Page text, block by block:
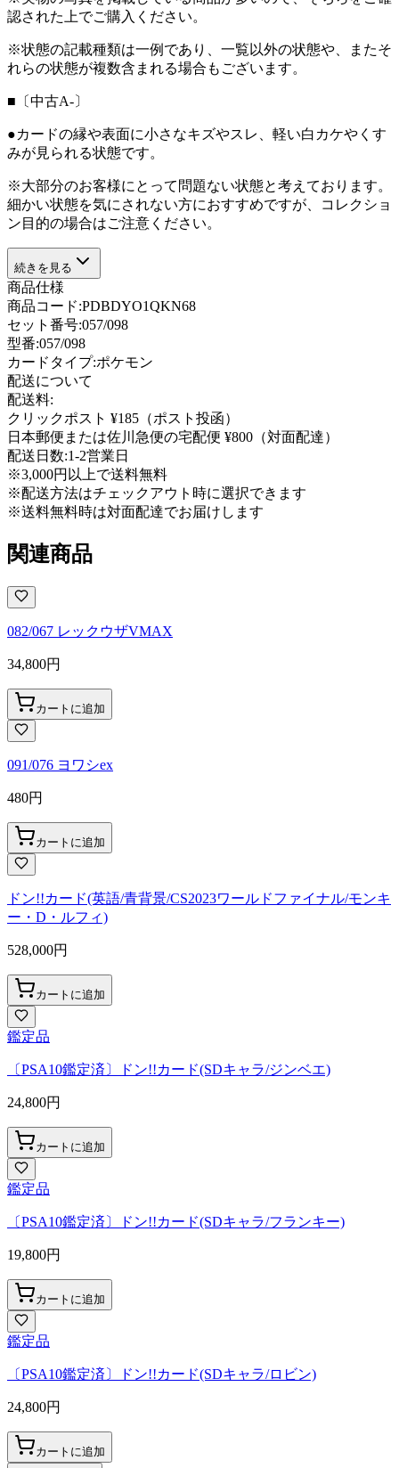
認された上でご購入ください。
※状態の記載種類は一例であり、一覧以外の状態や、またそ
れらの状態が複数含まれる場合もございます。
■〔中古A-〕
●カードの縁や表面に小さなキズやスレ、軽い白カケやくす
みが見られる状態です。
※大部分のお客様にとって問題ない状態と考えております。
細かい状態を気にされない方におすすめですが、コレクショ
ン目的の場合はご注意ください。
続きを見る
商品仕様
商品コード:PDBDYO1QKN68
セット番号:057/098
型番:057/098
カードタイプ:ポケモン
配送について
配送料:
クリックポスト ¥185（ポスト投函）
日本郵便または佐川急便の宅配便 ¥800（対面配達）
配送日数:1-2営業日
※3,000円以上で送料無料
※配送方法はチェックアウト時に選択できます
※送料無料時は対面配達でお届けします
関連商品
082/067 レックウザVMAX
34,800円
カートに追加
091/076 ヨワシex
480円
カートに追加
ドン!!カード(英語/青背景/CS2023ワールドファイナル/モンキ
ー・D・ルフィ)
528,000円
カートに追加
鑑定品
〔PSA10鑑定済〕ドン!!カード(SDキャラ/ジンベエ)
24,800円
カートに追加
鑑定品
〔PSA10鑑定済〕ドン!!カード(SDキャラ/フランキー)
19,800円
カートに追加
鑑定品
〔PSA10鑑定済〕ドン!!カード(SDキャラ/ロビン)
24,800円
カートに追加